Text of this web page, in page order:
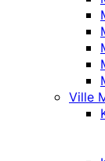
Ville